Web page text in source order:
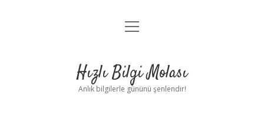
Anasayfa
Yasal Uyarı
menüyü
Hızlı Bilgi Molası
Anlık bilgilerle gününü şenlendir!